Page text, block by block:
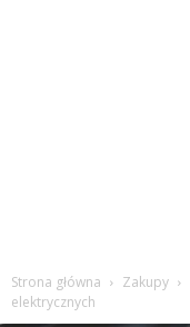
Strona główna Zakupy
elektrycznych